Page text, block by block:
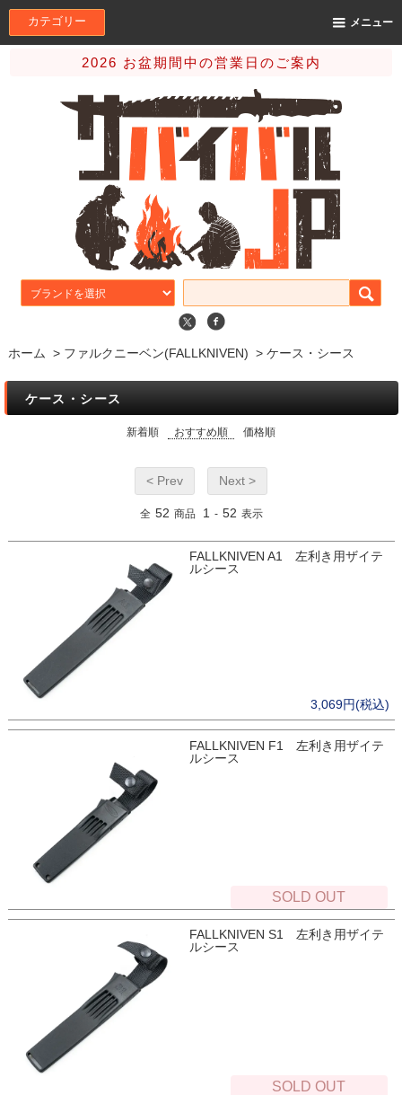
カテゴリー メニュー
2026 お盆期間中の営業日のご案内
ホーム > ファルクニーベン(FALLKNIVEN) > ケース・シース
ケース・シース
新着順 おすすめ順 価格順
< Prev Next >
全 52 商品 1 - 52 表示
FALLKNIVEN A1 左利き用ザイテ
ルシース
3,069円(税込)
FALLKNIVEN F1 左利き用ザイテ
ルシース
SOLD OUT
FALLKNIVEN S1 左利き用ザイテ
ルシース
SOLD OUT